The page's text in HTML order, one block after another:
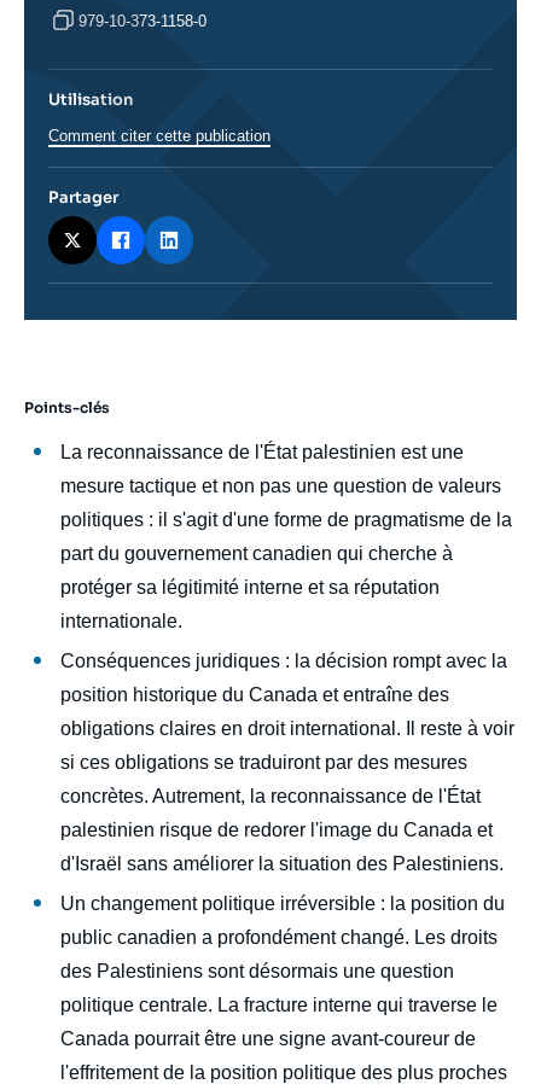
body
Points-clés
La reconnaissance de l'État palestinien est une
mesure tactique et non pas une question de valeurs
politiques : il s'agit d'une forme de pragmatisme de la
part du gouvernement canadien qui cherche à
protéger sa légitimité interne et sa réputation
internationale.
Conséquences juridiques : la décision rompt avec la
position historique du Canada et entraîne des
obligations claires en droit international. Il reste à voir
si ces obligations se traduiront par des mesures
concrètes. Autrement, la reconnaissance de l'État
palestinien risque de redorer l'image du Canada et
d'Israël sans améliorer la situation des Palestiniens.
Un changement politique irréversible : la position du
public canadien a profondément changé. Les droits
des Palestiniens sont désormais une question
politique centrale. La fracture interne qui traverse le
Canada pourrait être une signe avant-coureur de
l'effritement de la position politique des plus proches
979-10-373-1158-0
Utilisation
Comment citer cette publication
Partager